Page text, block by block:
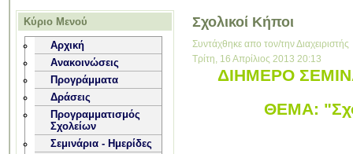
Κύριο Μενού
Αρχική
Ανακοινώσεις
Προγράμματα
Δράσεις
Προγραμματισμός
Σχολείων
Σεμινάρια - Ημερίδες
Σχολικοί Κήποι
Συντάχθηκε απο τον/την Διαχειριστής
Τρίτη, 16 Απρίλιος 2013 20:13
ΔΙΗΜΕΡΟ
ΘΕΜΑ: